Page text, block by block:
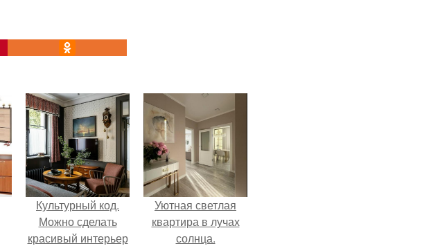
Культурный код.
Можно сделать
красивый интерьер
Уютная светлая
квартира в лучах
солнца.